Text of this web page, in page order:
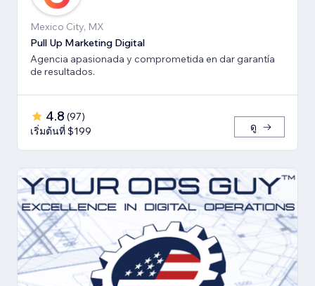
Mexico City, MX
Pull Up Marketing Digital
Agencia apasionada y comprometida en dar garantía
de resultados.
4.8 (97)
เริ่มต้นที่ $199
ดู